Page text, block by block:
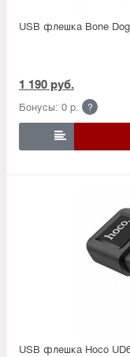
USB флешка Bone
1 190 руб.
Бонусы: 0 р. ?

USB флешка Hoco